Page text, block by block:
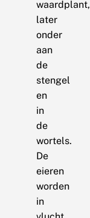
waardplant,
later
onder
aan
de
stengel
en
in
de
wortels.
De
eieren
worden
in